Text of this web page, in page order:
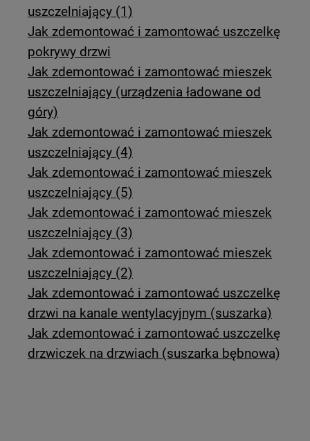
uszczelniający (1)
Jak zdemontować i zamontować uszczelkę
pokrywy drzwi
Jak zdemontować i zamontować mieszek
uszczelniający (urządzenia ładowane od
góry)
Jak zdemontować i zamontować mieszek
uszczelniający (4)
Jak zdemontować i zamontować mieszek
uszczelniający (5)
Jak zdemontować i zamontować mieszek
uszczelniający (3)
Jak zdemontować i zamontować mieszek
uszczelniający (2)
Jak zdemontować i zamontować uszczelkę
drzwi na kanale wentylacyjnym (suszarka)
Jak zdemontować i zamontować uszczelkę
drzwiczek na drzwiach (suszarka bębnowa)